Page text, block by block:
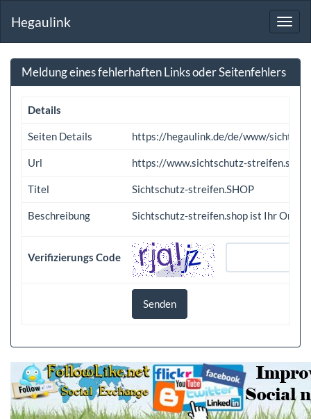
Hegaulink
Meldung eines fehlerhaften Links oder Seitenfehlers
Details
Seiten Details https://hegaulink.de/de/www/
Url https://www.sichtschutz-streifen.shop
Titel Sichtschutz-streifen.SHOP
Beschreibung Sichtschutz-streifen.shop ist Ihr
Verifizierungs Code